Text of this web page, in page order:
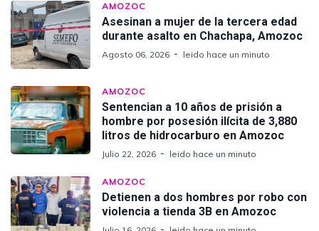
AMOZOC
Asesinan a mujer de la tercera edad
durante asalto en Chachapa, Amozoc
Agosto 06, 2026 leido hace un minuto
AMOZOC
Sentencian a 10 años de prisión a
hombre por posesión ilícita de 3,880
litros de hidrocarburo en Amozoc
Julio 22, 2026 leido hace un minuto
AMOZOC
Detienen a dos hombres por robo con
violencia a tienda 3B en Amozoc